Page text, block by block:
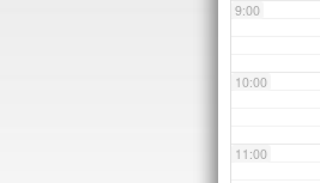
9:00
10:00
11:00